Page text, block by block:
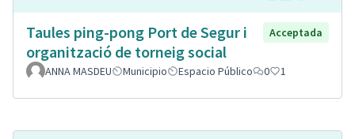
Taules ping-pong Port de Segur i
organització de torneig social
Acceptada
ANNA MASDEU Municipio Espacio Público 0 1